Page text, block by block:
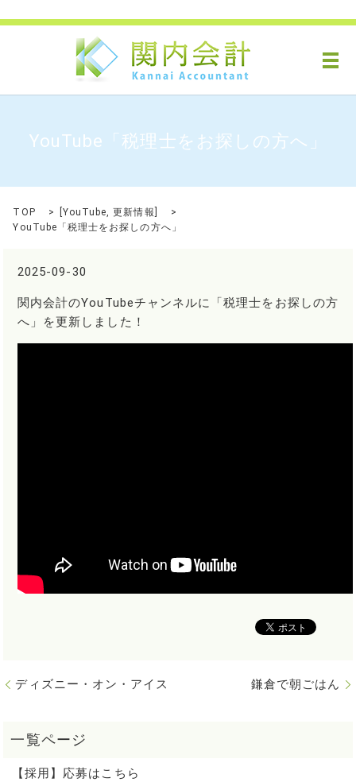
メ
YouTube「税理士をお探しの方へ」
TOP YouTube,更新情報
YouTube「税理士をお探しの方へ」
2025-09-30
関内会計のYouTubeチャンネルに「税理士をお探しの方
へ」を更新しました！
ディズニー・オン・アイス 鎌倉で朝ごはん
【採用】応募はこちら